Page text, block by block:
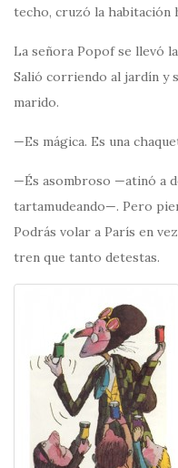
techo, cruzó la habitación
La señora Popof se llevó
Salió corriendo al jardín y
marido.
—Es mágica. Es una
—És asombroso —atinó a
tartamudeando—. Pero
Podrás volar a París en
tren que tanto detestas.